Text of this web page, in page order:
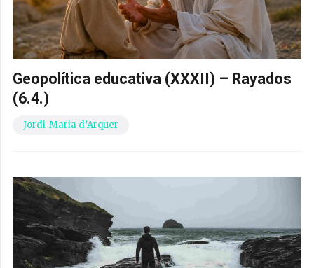
Geopolítica educativa (XXXII) – Rayados
(6.4.)
Jordi-Maria d’Arquer